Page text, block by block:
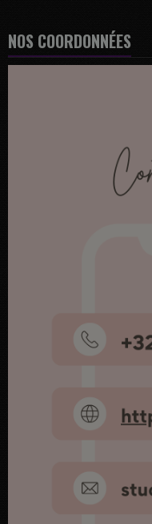
NOS COORDONNÉES